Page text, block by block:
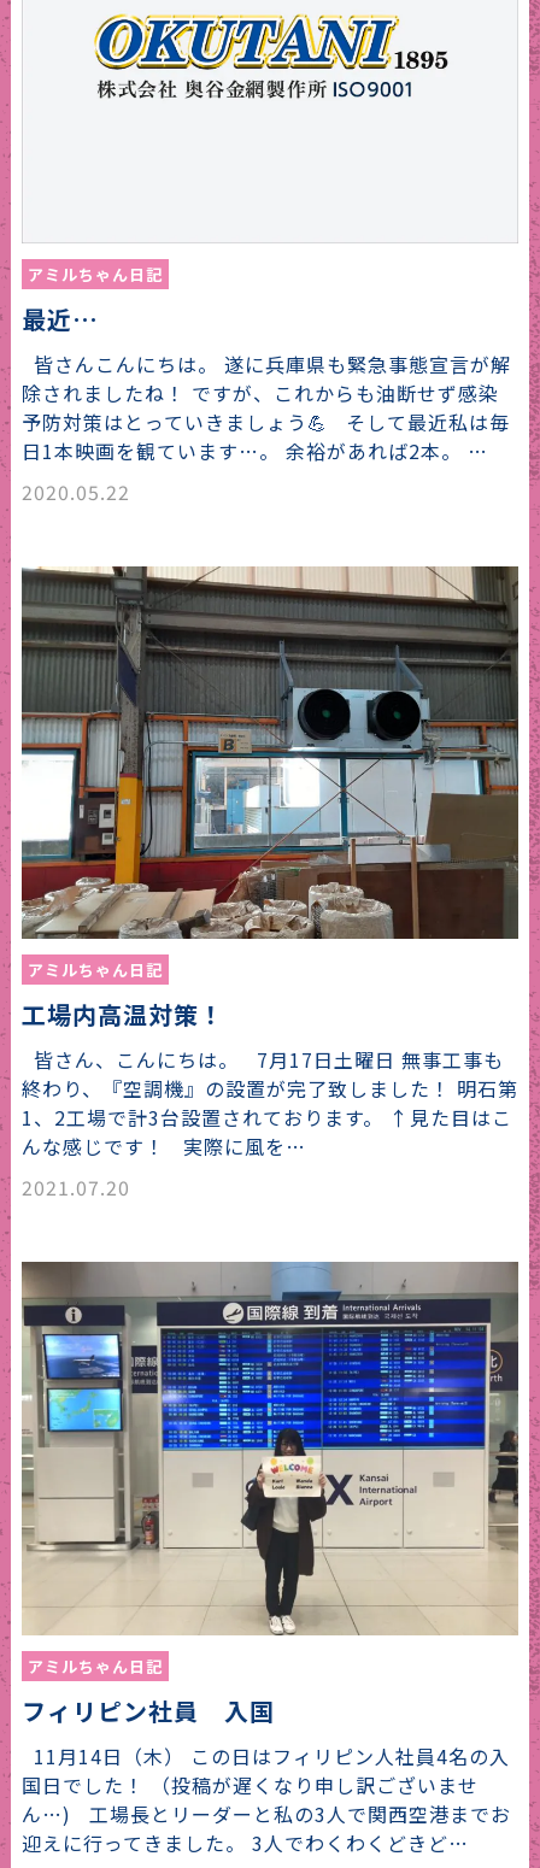
アミルちゃん日記
最近…
皆さんこんにちは。 遂に兵庫県も緊急事態宣言が解
除されましたね！ ですが、これからも油断せず感染
予防対策はとっていきましょう💪 そして最近私は毎
日1本映画を観ています…。 余裕があれば2本。 …
2020.05.22
アミルちゃん日記
工場内高温対策！
皆さん、こんにちは。 7月17日土曜日 無事工事も
終わり、『空調機』の設置が完了致しました！ 明石第
1、2工場で計3台設置されております。 ↑見た目はこ
んな感じです！ 実際に風を…
2021.07.20
アミルちゃん日記
フィリピン社員 入国
11月14日（木） この日はフィリピン人社員4名の入
国日でした！ （投稿が遅くなり申し訳ございませ
ん…) 工場長とリーダーと私の3人で関西空港までお
迎えに行ってきました。 3人でわくわくどきど…